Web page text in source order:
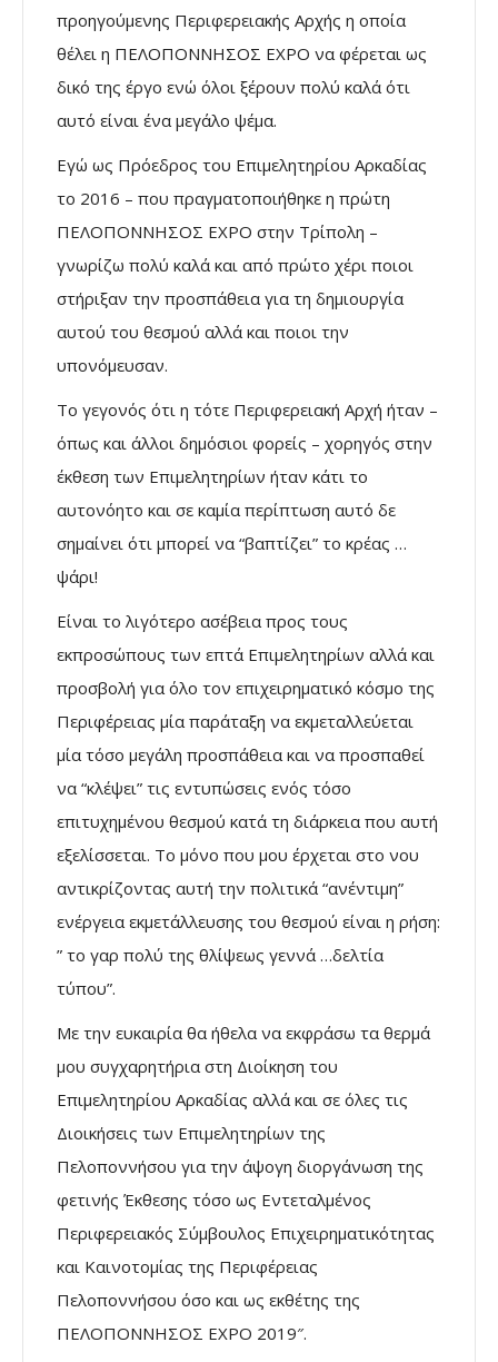
προηγούμενης Περιφερειακής Αρχής η οποία
θέλει η ΠΕΛΟΠΟΝΝΗΣΟΣ ΕΧΡΟ να φέρεται ως
δικό της έργο ενώ όλοι ξέρουν πολύ καλά ότι
αυτό είναι ένα μεγάλο ψέμα.
Εγώ ως Πρόεδρος του Επιμελητηρίου Αρκαδίας
το 2016 – που πραγματοποιήθηκε η πρώτη
ΠΕΛΟΠΟΝΝΗΣΟΣ ΕΧΡΟ στην Τρίπολη –
γνωρίζω πολύ καλά και από πρώτο χέρι ποιοι
στήριξαν την προσπάθεια για τη δημιουργία
αυτού του θεσμού αλλά και ποιοι την
υπονόμευσαν.
Το γεγονός ότι η τότε Περιφερειακή Αρχή ήταν –
όπως και άλλοι δημόσιοι φορείς – χορηγός στην
έκθεση των Επιμελητηρίων ήταν κάτι το
αυτονόητο και σε καμία περίπτωση αυτό δε
σημαίνει ότι μπορεί να “βαπτίζει” το κρέας …
ψάρι!
Είναι το λιγότερο ασέβεια προς τους
εκπροσώπους των επτά Επιμελητηρίων αλλά και
προσβολή για όλο τον επιχειρηματικό κόσμο της
Περιφέρειας μία παράταξη να εκμεταλλεύεται
μία τόσο μεγάλη προσπάθεια και να προσπαθεί
να “κλέψει” τις εντυπώσεις ενός τόσο
επιτυχημένου θεσμού κατά τη διάρκεια που αυτή
εξελίσσεται. Το μόνο που μου έρχεται στο νου
αντικρίζοντας αυτή την πολιτικά “ανέντιμη”
ενέργεια εκμετάλλευσης του θεσμού είναι η ρήση:
” το γαρ πολύ της θλίψεως γεννά …δελτία
τύπου”.
Με την ευκαιρία θα ήθελα να εκφράσω τα θερμά
μου συγχαρητήρια στη Διοίκηση του
Επιμελητηρίου Αρκαδίας αλλά και σε όλες τις
Διοικήσεις των Επιμελητηρίων της
Πελοποννήσου για την άψογη διοργάνωση της
φετινής Έκθεσης τόσο ως Εντεταλμένος
Περιφερειακός Σύμβουλος Επιχειρηματικότητας
και Καινοτομίας της Περιφέρειας
Πελοποννήσου όσο και ως εκθέτης της
ΠΕΛΟΠΟΝΝΗΣΟΣ ΕΧΡΟ 2019″.